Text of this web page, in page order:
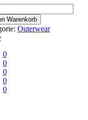
Warenkorb
Outerwear
0
0
0
0
0